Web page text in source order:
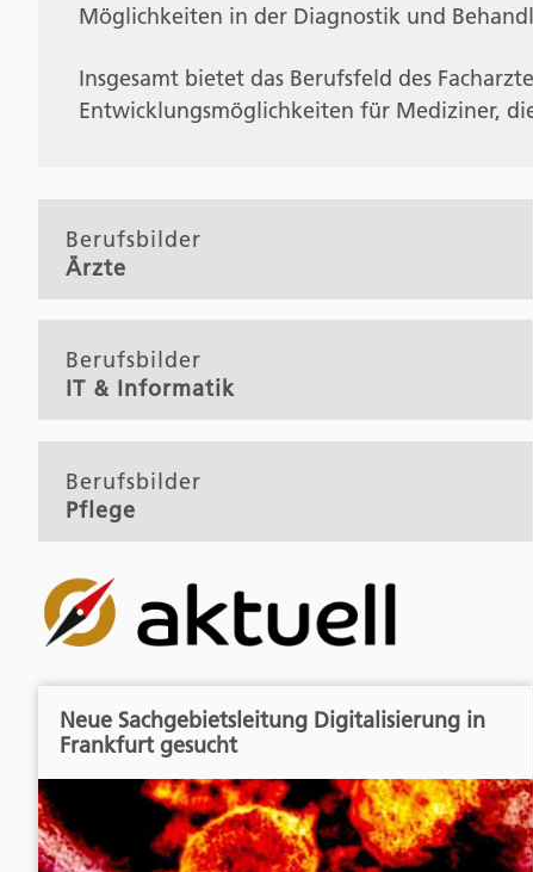
Möglichkeiten in der Diagnostik und
Insgesamt bietet das Berufsfeld des
Entwicklungsmöglichkeiten für Mediziner,
Berufsbilder
Ärzte
Berufsbilder
IT & Informatik
Berufsbilder
Pflege
Neue Sachgebietsleitung Digitalisierung in
Frankfurt gesucht